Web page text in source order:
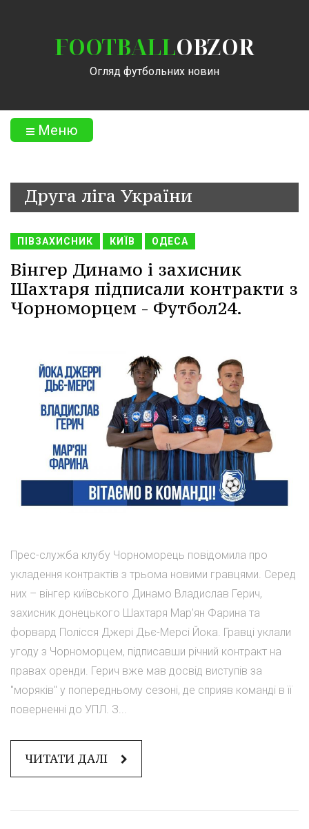
FOOTBALLOBZOR
Огляд футбольних новин
Меню
Друга ліга України
ПІВЗАХИСНИК КИЇВ ОДЕСА
Вінгер Динамо і захисник
Шахтаря підписали контракти з
Чорноморцем - Футбол24.
Прес-служба клубу Чорноморець повідомила про
укладення контрактів з трьома новими гравцями. Серед
них – вінгер київського Динамо Владислав Герич,
захисник донецького Шахтаря Мар'ян Фарина та
форвард Полісся Джері Дьє-Мерсі Йока. Гравці уклали
угоду з Чорноморцем, підписавши річний контракт на
правах оренди. Герич вже мав досвід виступів за
"моряків" у попередньому сезоні, де сприяв команді в її
поверненні до УПЛ. З...
ЧИТАТИ ДАЛІ